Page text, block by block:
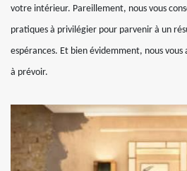
votre intérieur. Pareillement, nous vous
pratiques à privilégier pour parvenir à un
espérances. Et bien évidemment, nous
à prévoir.